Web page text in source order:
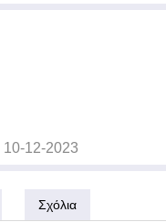
10-12-2023
Σχόλια